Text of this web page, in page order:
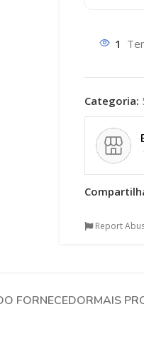
1
Categoria:
Report
FORNECEDORMAIS